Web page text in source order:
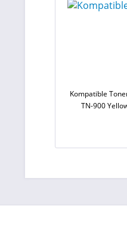
Kompatible
TN-900